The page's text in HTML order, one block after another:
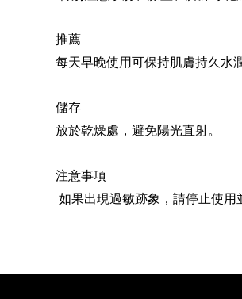
推薦
每天早晚使用可保持肌膚持久水
儲存
放於乾燥處，避免陽光直射。
注意事項
如果出現過敏跡象，請停止使用